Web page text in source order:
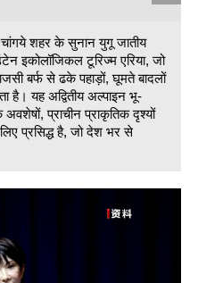
शहर के सुनान युगू जातीय
इकोलॉजिकल टूरिज्म एरिया, जो
बर्फ से ढके पहाड़ों, घूमते बादलों
है। यह अद्वितीय अल्पाइन भू-
अवशेषों, प्राचीन प्राकृतिक दृश्यों
प्रसिद्ध है, जो देश भर से